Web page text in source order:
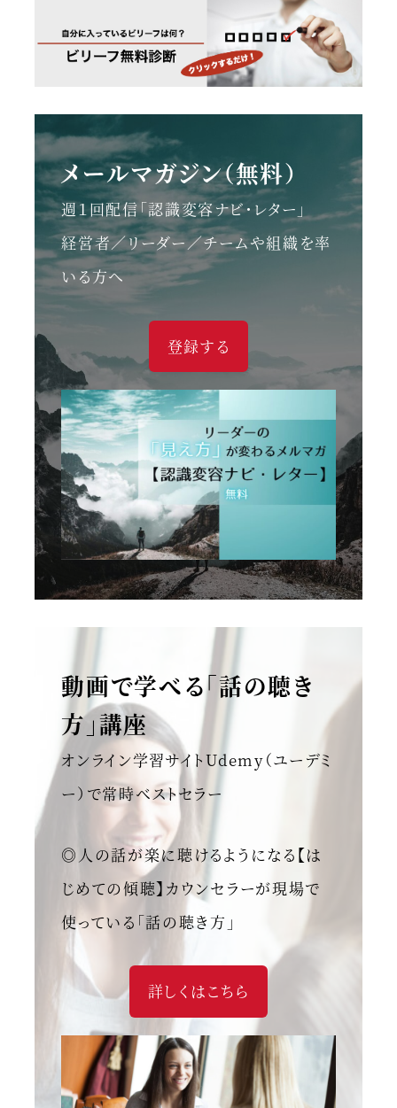
メールマガジン（無料）
週１回配信「認識変容ナビ・レター」
経営者／リーダー／チームや組織を率
いる方へ
登録する
動画で学べる「話の聴き
方」講座
オンライン学習サイトUdemy（ユーデミ
ー）で常時ベストセラー
◎人の話が楽に聴けるようになる【は
じめての傾聴】カウンセラーが現場で
使っている「話の聴き方」
詳しくはこちら